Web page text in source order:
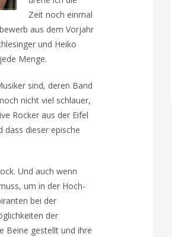
Zeit noch einmal
aus dem Vorjahr
und Heiko
Menge.
sind, deren Band
nicht viel schlauer,
Rocker aus der Eifel
dass dieser epische
Und auch wenn
um in der Hoch-
bei der
der
Beine gestellt und ihre